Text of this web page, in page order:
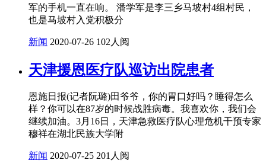
军的手机一直在响。 潘学军是李三乡马坡村4组村民，
也是马坡村入党积极分
新闻 2020-07-26 102人阅
天津援恩医疗队巡访出院患者
恩施日报(记者阮璐)田爷爷，你的胃口好吗？睡得怎么
样？你可以在87岁的时候战胜病毒。我喜欢你，我们会
继续加油。3月16日，天津急救医疗队心理危机干预专家
穆祥在湖北民族大学附
新闻 2020-07-25 201人阅